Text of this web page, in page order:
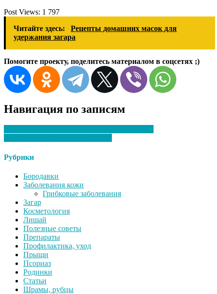
Post Views: 1 797
Читайте здесь:
Рецепты домашних масок для
удержания загара
Помогите проекту, поделитесь материалом в соцсетях ;)
Навигация по записям
Рубрики
Бородавки
Заболевания кожи
Грибковые заболевания
Загар
Косметология
Лишай
Полезные советы
Препараты
Профилактика, уход
Прыщи
Псориаз
Родинки
Статьи
Шрамы, рубцы